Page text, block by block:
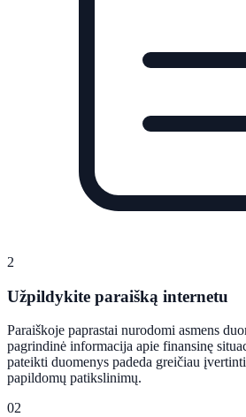
2
Užpildykite paraišką internetu
Paraiškoje paprastai nurodomi asmens
pagrindinė informacija apie finansinę
pateikti duomenys padeda greičiau
papildomų patikslinimų.
02